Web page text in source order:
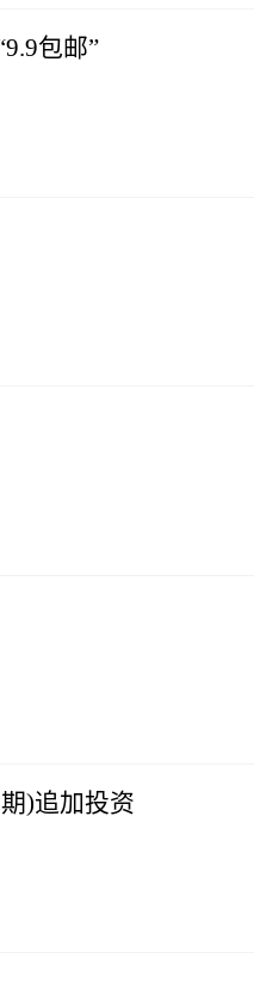
包邮”
)追加投资